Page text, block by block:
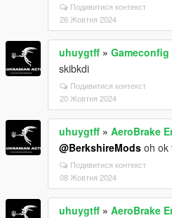
Подивитися контекст
26 Жовтня 2024
uhuygtff »
skibkdi
Подивитися контекст
20 Жовтня 2024
uhuygtff » AeroBrake
@BerkshireMods oh ok
Подивитися контекст
08 Жовтня 2024
uhuygtff » AeroBrake